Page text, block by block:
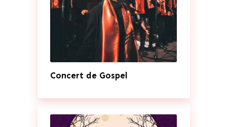
Concert de Gospel